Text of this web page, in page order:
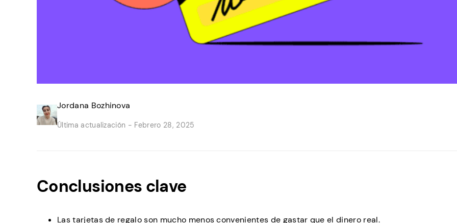
Jordana Bozhinova
Última actualización - Febrero 28, 2025
Conclusiones clave
Las tarjetas de regalo son mucho menos convenientes de gastar que el dinero real.